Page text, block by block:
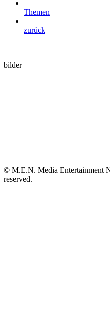
Themen
zurück
bilder
© M.E.N. Media Entertainment
reserved.